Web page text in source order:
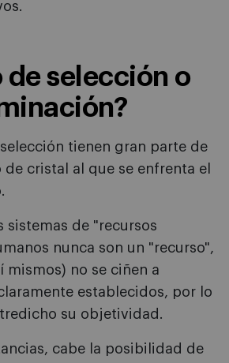
de selección o
tienen gran parte de
cristal al que se enfrenta el
sistemas de "recursos
nunca son un "recurso",
mismos) no se ciñen a
establecidos, por lo
su objetividad.
cabe la posibilidad de